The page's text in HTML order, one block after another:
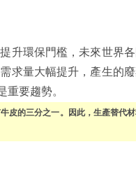
升環保門檻，未來世界
求量大幅提升，產生的
要趨勢。
皮的三分之一。因此，生產替代